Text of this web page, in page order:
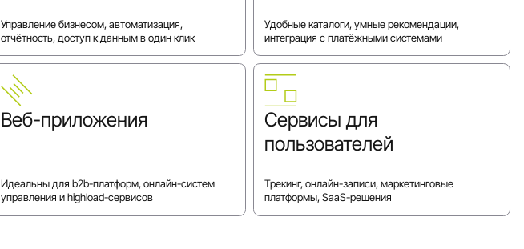
Управление бизнесом, автоматизация,
отчётность, доступ к данным в один клик
Удобные каталоги, умные рекомендации,
интеграция с платёжными системами
Веб-приложения
Идеальны для b2b-платформ, онлайн-систем
управления и highload-сервисов
Сервисы для
пользователей
Трекинг, онлайн-записи, маркетинговые
платформы, SaaS-решения